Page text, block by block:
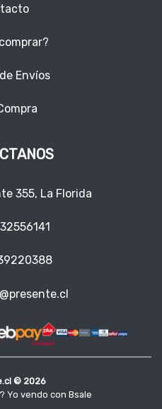
Envíos
355, La Florida
© 2026
Yo vendo con Bsale